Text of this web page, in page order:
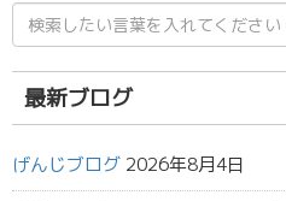
検
索
結
果:
最新ブログ
げんじブログ 2026年8月4日